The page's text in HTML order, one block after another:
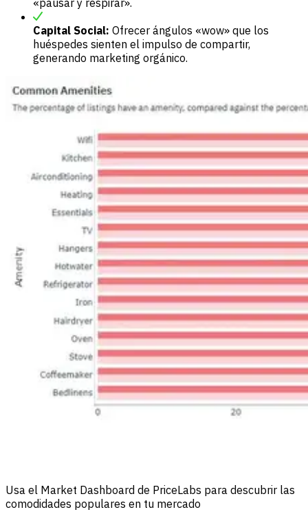
Capital Social: Ofrecer ángulos «wow» que los
huéspedes sienten el impulso de compartir,
generando marketing orgánico.
Usa el Market Dashboard de PriceLabs para descubrir las
comodidades populares en tu mercado